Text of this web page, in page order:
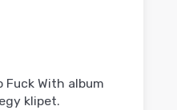
Fuck With album
klipet.